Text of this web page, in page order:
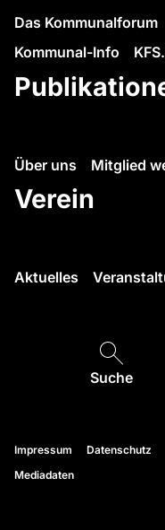
Das Kommunalforum
Kommunal-Info
Über uns Mitglied
Verein
Aktuelles
Suche
Impressum
Datenschutz
Mediadaten